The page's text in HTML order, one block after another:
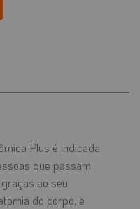
Plus é indicada
que passam
graças ao seu
do corpo, e